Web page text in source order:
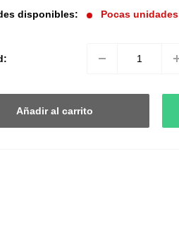
venta
disponibles: Pocas unidades
Añadir al carrito